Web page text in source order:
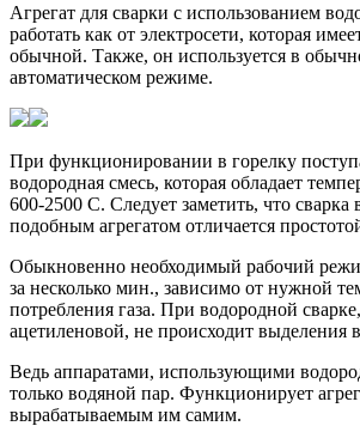
Агрегат для сварки с использованием
работать как от электросети, которая
обычной. Также, он используется в
автоматическом режиме.
При функционировании в горелку
водородная смесь, которая обладает
600-2500 С. Следует заметить, что сварка
подобным агрегатом отличается
Обыкновенно необходимый рабочий
за несколько мин., зависимо от нужной
потребления газа. При водородной
ацетиленовой, не происходит выделения
Ведь аппаратами, использующими
только водяной пар. Функционирует
вырабатываемым им самим.